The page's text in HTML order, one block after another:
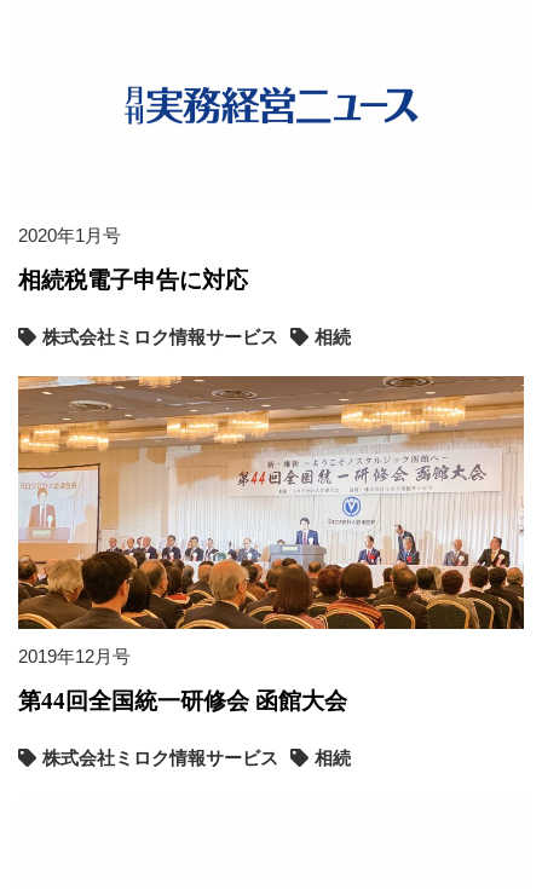
2020年1月号
相続税電子申告に対応
株式会社ミロク情報サービス 相続
2019年12月号
第44回全国統一研修会 函館大会
株式会社ミロク情報サービス 相続